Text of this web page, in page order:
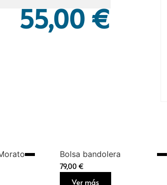
55,00 €
Bolsa bandolera
79,00 €
Ver más